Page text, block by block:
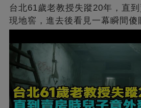
台北61歲老教授失蹤20年，直
現地窖，進去後看見一幕瞬間傻